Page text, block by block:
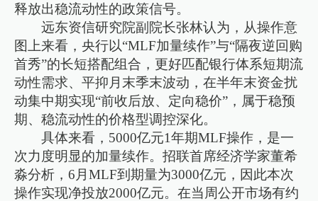
释放出稳流动性的政策信号。
远东资信研究院副院长张林认为，从操作意
图上来看，央行以“MLF加量续作”与“隔夜逆回购
首秀”的长短搭配组合，更好匹配银行体系短期流
动性需求、平抑月末季末波动，在半年末资金扰
动集中期实现“前收后放、定向稳价”，属于稳预
期、稳流动性的价格型调控深化。
具体来看，5000亿元1年期MLF操作，是一
次力度明显的加量续作。招联首席经济学家董希
淼分析，6月MLF到期量为3000亿元，因此本次
操作实现净投放2000亿元。在当周公开市场有约